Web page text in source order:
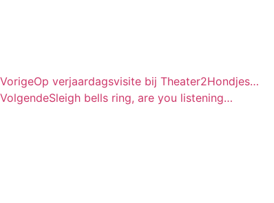
VorigeOp verjaardagsvisite bij Theater2Hondjes…
VolgendeSleigh bells ring, are you listening…